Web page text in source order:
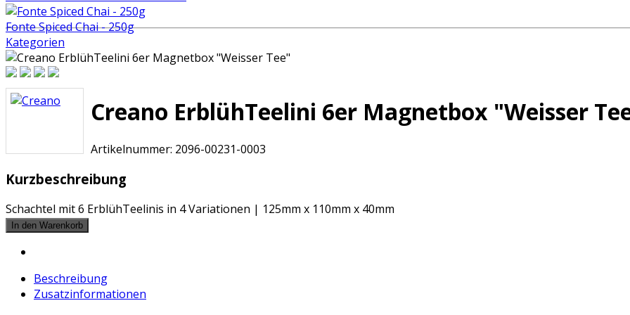
Fonte Spiced Chai - 250g
Kategorien
Creano ErblühTeelini 6er Magnetbox "Weisser
Artikelnummer: 2096-00231-0003
Kurzbeschreibung
Schachtel mit 6 ErblühTeelinis in 4 Variationen | 125mm x 110mm x 40mm
Beschreibung
Zusatzinformationen